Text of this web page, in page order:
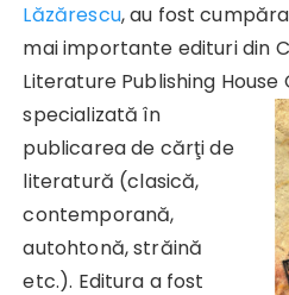
Lăzărescu, au fost
mai importante edituri din
Literature Publishing House
specializată în
publicarea de cărţi de
literatură (clasică,
contemporană,
autohtonă, străină
etc.). Editura a fost